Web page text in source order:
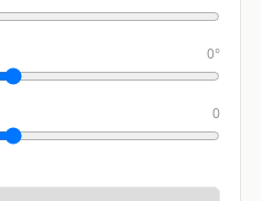
0°
0